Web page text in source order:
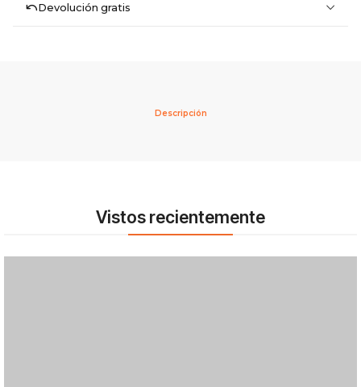
Devolución gratis
Descripción
Vistos recientemente